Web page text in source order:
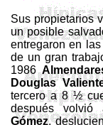
Sus propietarios
un posible
entregaron en
de un gran
1986
Douglas
tercero a 8 ½
después
Gómez,